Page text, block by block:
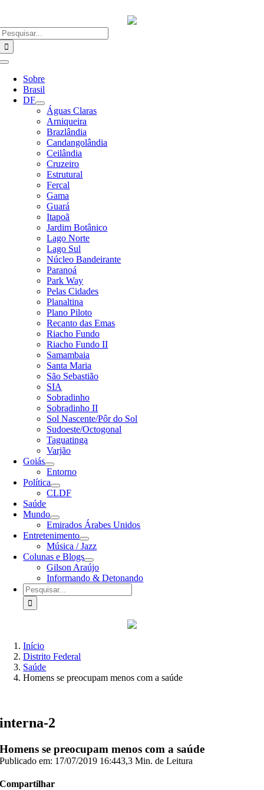
o
conteúdo
Alternar
Navegação
Sobre
Brasil
DF
Águas Claras
Arniqueira
Brazlândia
Candangolândia
Ceilândia
Cruzeiro
Estrutural
Fercal
Gama
Guará
Itapoã
Jardim Botânico
Lago Norte
Lago Sul
Núcleo Bandeirante
Paranoá
Park Way
Pelas Cidades
Planaltina
Plano Piloto
Recanto das Emas
Riacho Fundo
Riacho Fundo II
Samambaia
Santa Maria
São Sebastião
SIA
Sobradinho
Sobradinho II
Sol Nascente/Pôr do Sol
Sudoeste/Octogonal
Taguatinga
Varjão
Goiás
Entorno
Política
CLDF
Saúde
Mundo
Emirados Árabes Unidos
Entretenimento
Música / Jazz
Colunas e Blogs
Gilson Araújo
Informando & Detonando
Buscar
resultados
para:
Início
Distrito Federal
Saúde
Homens se preocupam menos com a saúde
interna-2
Homens se preocupam menos com a saúde
Publicado em: 17/07/2019 16:443,3 Min. de Leitura
Compartilhar